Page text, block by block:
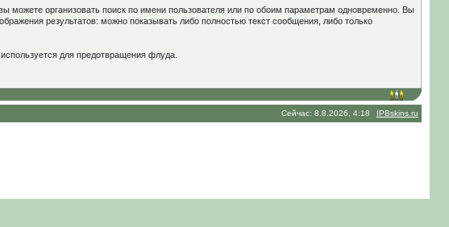
можете организовать поиск по имени пользователя или по обоим параметрам одновременно. Вы
результатов: можно показывать либо полностью текст сообщения, либо только
для предотвращения флуда.
Сейчас: 8.8.2026, 4:18 IPBskins.ru